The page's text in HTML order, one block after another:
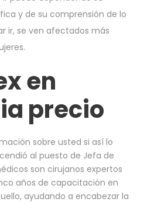
y de su comprensión de lo
ir, se ven afectados más
en
precio
sobre usted si así lo
al puesto de Jefa de
son cirujanos expertos
años de capacitación en
ayudando a encabezar la